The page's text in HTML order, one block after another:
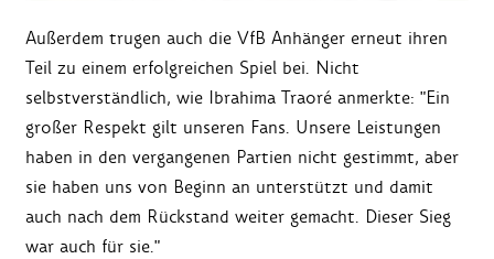
Außerdem trugen auch die VfB Anhänger erneut ihren
Teil zu einem erfolgreichen Spiel bei. Nicht
selbstverständlich, wie Ibrahima Traoré anmerkte: "Ein
großer Respekt gilt unseren Fans. Unsere Leistungen
haben in den vergangenen Partien nicht gestimmt, aber
sie haben uns von Beginn an unterstützt und damit
auch nach dem Rückstand weiter gemacht. Dieser Sieg
war auch für sie."